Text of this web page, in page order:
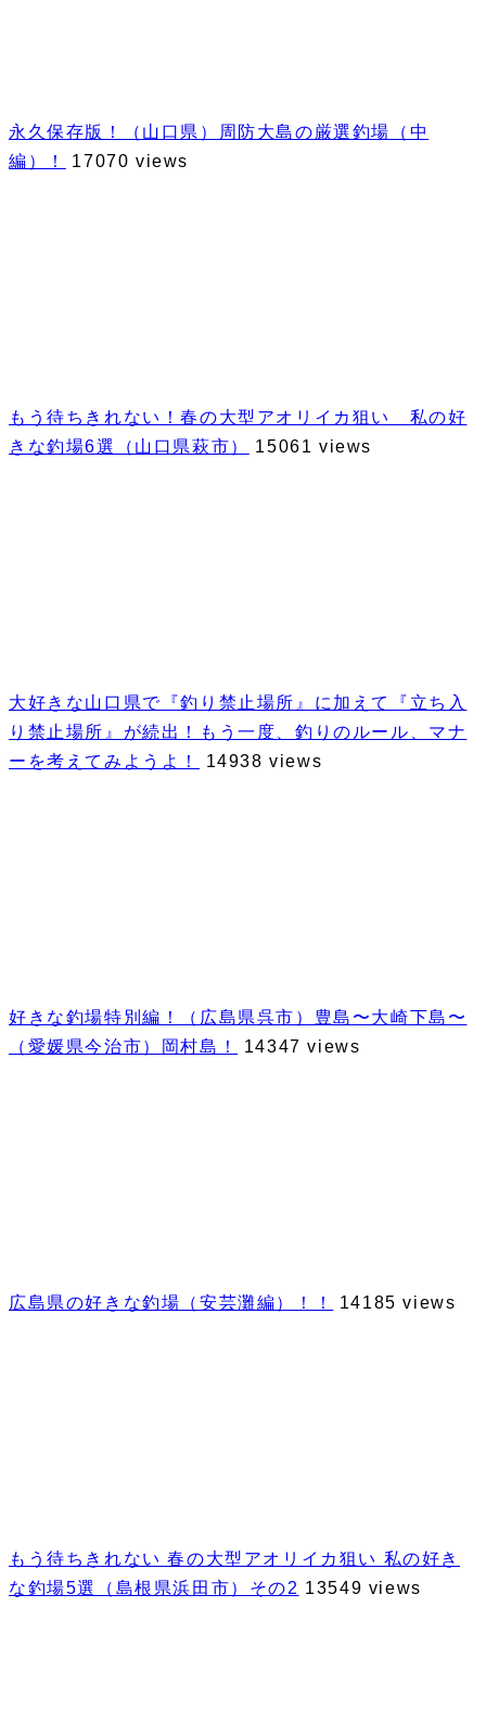
永久保存版！（山口県）周防大島の厳選釣場（中
編）！
17070 views
もう待ちきれない！春の大型アオリイカ狙い 私の好
きな釣場6選（山口県萩市）
15061 views
大好きな山口県で『釣り禁止場所』に加えて『立ち入
り禁止場所』が続出！もう一度、釣りのルール、マナ
ーを考えてみようよ！
14938 views
好きな釣場特別編！（広島県呉市）豊島〜大崎下島〜
（愛媛県今治市）岡村島！
14347 views
広島県の好きな釣場（安芸灘編）！！ 14185 views
もう待ちきれない 春の大型アオリイカ狙い 私の好き
な釣場5選（島根県浜田市）その2 13549 views